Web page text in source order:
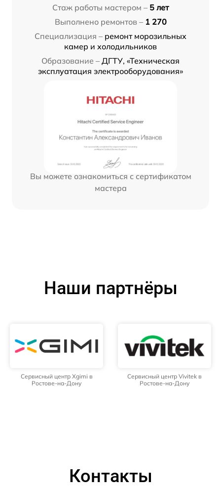
Стаж работы мастером – 5 лет
Выполнено ремонтов – 1 270
Специализация – ремонт морозильных
камер и холодильников
Образование – ДГТУ, «Техническая
эксплуатация электрооборудования»
Вы можете ознакомиться с сертификатом
мастера
Наши партнёры
Сервисный центр Xgimi в
Ростове-на-Дону
Сервисный центр Vivitek в
Ростове-на-Дону
Контакты